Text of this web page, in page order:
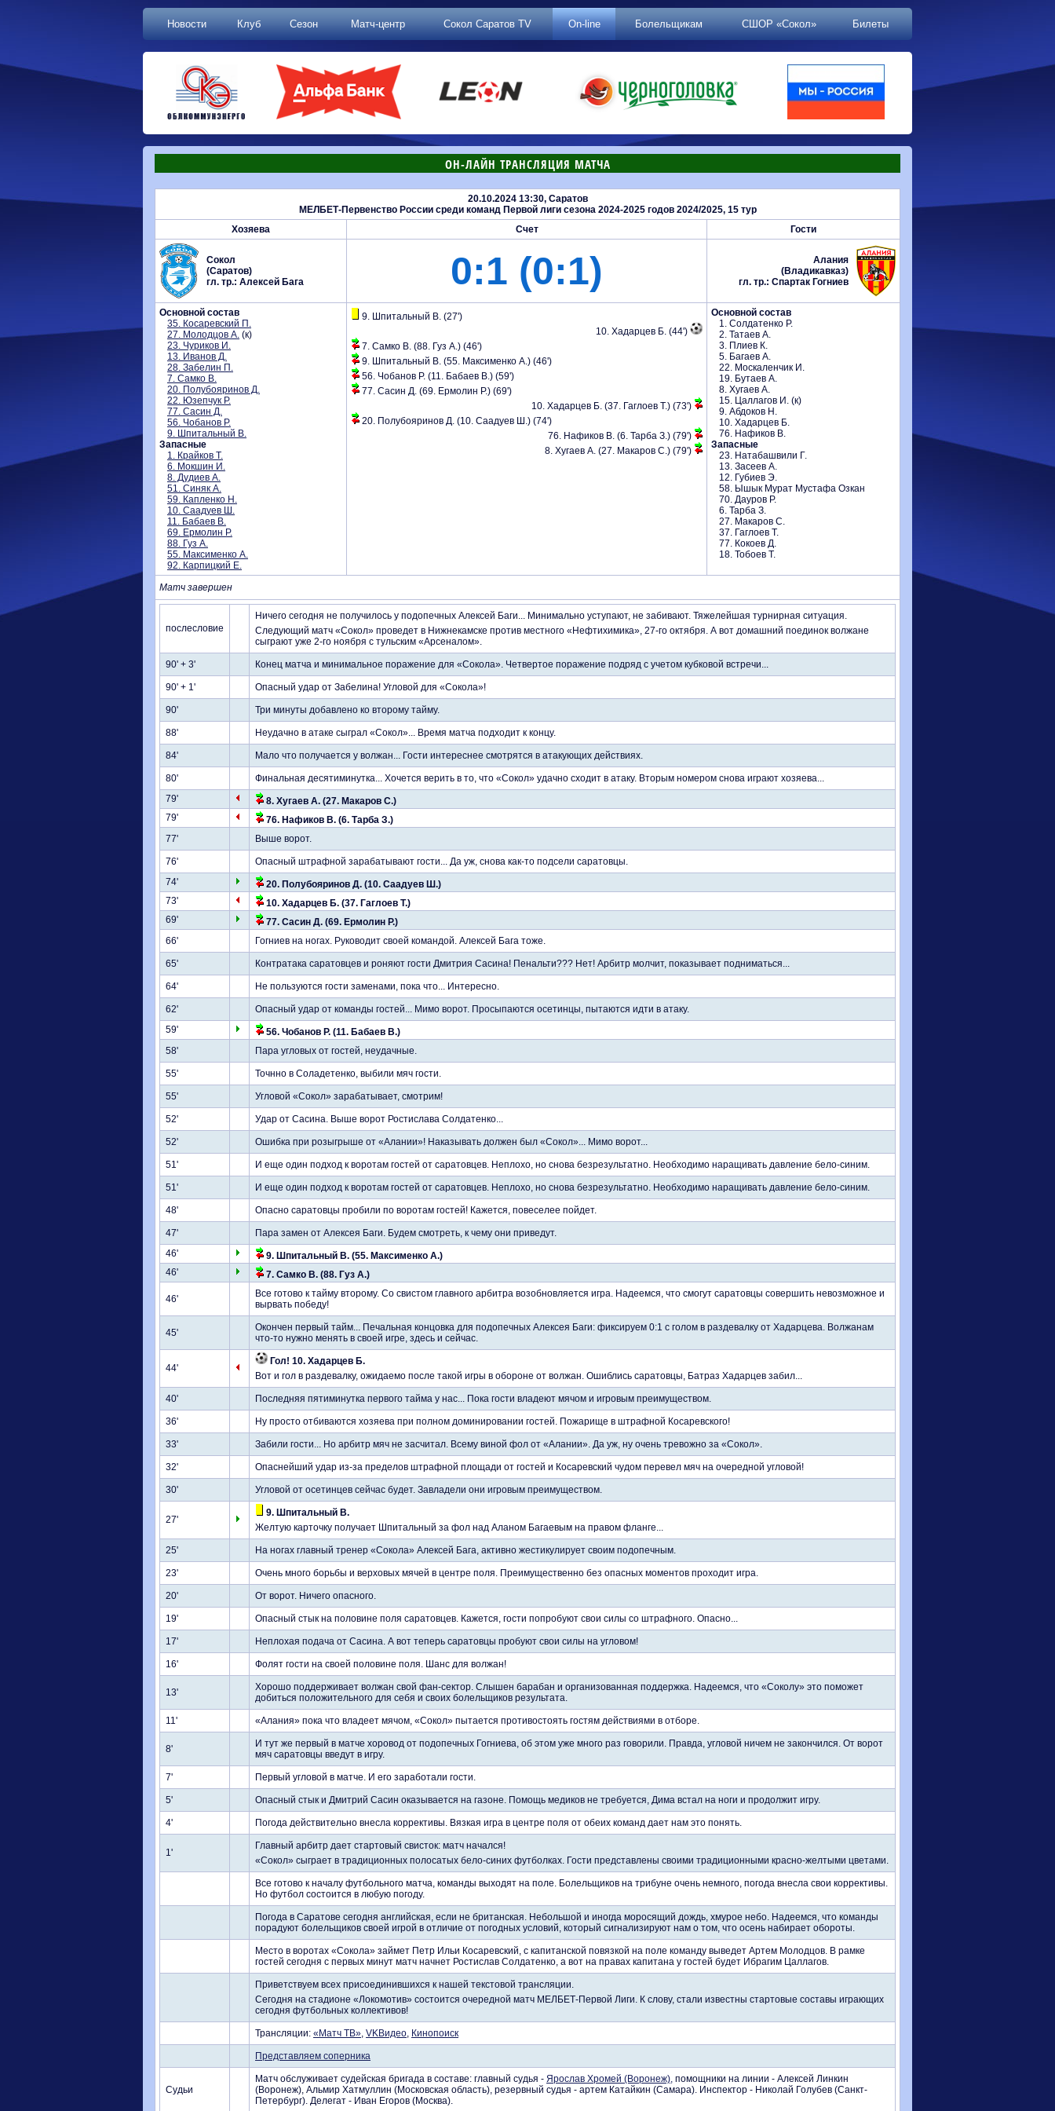
Новости Клуб Сезон Матч-центр Сокол Саратов TV On-line Болельщикам СШОР «Сокол» Билеты
ОН-ЛАЙН ТРАНСЛЯЦИЯ МАТЧА
20.10.2024 13:30, Саратов
МЕЛБЕТ-Первенство России среди команд Первой лиги сезона 2024-2025 годов 2024/2025, 15 тур
Хозяева
Счет Гости
Сокол
(Саратов)
гл. тр.: Алексей Бага
0:1 (0:1)
Алания
(Владикавказ)
гл. тр.: Спартак Гогниев
Основной состав
35. Косаревский П.
27. Молодцов А. (к)
23. Чуриков И.
13. Иванов Д.
28. Забелин П.
7. Самко В.
20. Полубояринов Д.
22. Юзепчук Р.
77. Сасин Д.
56. Чобанов Р.
9. Шпитальный В.
Запасные
1. Крайков Т.
6. Мокшин И.
8. Дудиев А.
51. Синяк А.
59. Капленко Н.
10. Саадуев Ш.
11. Бабаев В.
69. Ермолин Р.
88. Гуз А.
55. Максименко А.
92. Карпицкий Е.
9. Шпитальный В. (27')
10. Хадарцев Б. (44')
7. Самко В. (88. Гуз А.) (46')
9. Шпитальный В. (55. Максименко А.) (46')
56. Чобанов Р. (11. Бабаев В.) (59')
77. Сасин Д. (69. Ермолин Р.) (69')
10. Хадарцев Б. (37. Гаглоев Т.) (73')
20. Полубояринов Д. (10. Саадуев Ш.) (74')
76. Нафиков В. (6. Тарба З.) (79')
8. Хугаев А. (27. Макаров С.) (79')
Основной состав
1. Солдатенко Р.
2. Татаев А.
3. Плиев К.
5. Багаев А.
22. Москаленчик И.
19. Бутаев А.
8. Хугаев А.
15. Цаллагов И. (к)
9. Абдоков Н.
10. Хадарцев Б.
76. Нафиков В.
Запасные
23. Натабашвили Г.
13. Засеев А.
12. Губиев Э.
58. Ышык Мурат Мустафа Озкан
70. Дауров Р.
6. Тарба З.
27. Макаров С.
37. Гаглоев Т.
77. Кокоев Д.
18. Тобоев Т.
Матч завершен
послесловие
Ничего сегодня не получилось у подопечных Алексей Баги... Минимально уступают, не забивают. Тяжелейшая турнирная ситуация.
Следующий матч «Сокол» проведет в Нижнекамске против местного «Нефтихимика», 27-го октября. А вот домашний поединок волжане
сыграют уже 2-го ноября с тульским «Арсеналом».
90' + 3' Конец матча и минимальное поражение для «Сокола». Четвертое поражение подряд с учетом кубковой встречи...
90' + 1' Опасный удар от Забелина! Угловой для «Сокола»!
90' Три минуты добавлено ко второму тайму.
88' Неудачно в атаке сыграл «Сокол»... Время матча подходит к концу.
84' Мало что получается у волжан... Гости интереснее смотрятся в атакующих действиях.
80'
Финальная десятиминутка... Хочется верить в то, что «Сокол» удачно сходит в атаку. Вторым номером снова играют хозяева...
79'
8. Хугаев А. (27. Макаров С.)
79'
76. Нафиков В. (6. Тарба З.)
77'
Выше ворот.
76'
Опасный штрафной зарабатывают гости... Да уж, снова как-то подсели саратовцы.
74'
20. Полубояринов Д. (10. Саадуев Ш.)
73'
10. Хадарцев Б. (37. Гаглоев Т.)
69'
77. Сасин Д. (69. Ермолин Р.)
66'
Гогниев на ногах. Руководит своей командой. Алексей Бага тоже.
65' Контратака саратовцев и роняют гости Дмитрия Сасина! Пенальти??? Нет! Арбитр молчит, показывает подниматься...
64' Не пользуются гости заменами, пока что... Интересно.
62'
Опасный удар от команды гостей... Мимо ворот. Просыпаются осетинцы, пытаются идти в атаку.
59'
56. Чобанов Р. (11. Бабаев В.)
58'
Пара угловых от гостей, неудачные.
55' Точнно в Соладетенко, выбили мяч гости.
55' Угловой «Сокол» зарабатывает, смотрим!
52' Удар от Сасина. Выше ворот Ростислава Солдатенко...
52' Ошибка при розыгрыше от «Алании»! Наказывать должен был «Сокол»... Мимо ворот...
51' И еще один подход к воротам гостей от саратовцев. Неплохо, но снова безрезультатно. Необходимо наращивать давление бело-синим.
51' И еще один подход к воротам гостей от саратовцев. Неплохо, но снова безрезультатно. Необходимо наращивать давление бело-синим.
48' Опасно саратовцы пробили по воротам гостей! Кажется, повеселее пойдет.
47'
Пара замен от Алексея Баги. Будем смотреть, к чему они приведут.
46'
9. Шпитальный В. (55. Максименко А.)
46'
7. Самко В. (88. Гуз А.)
46'
Все готово к тайму второму. Со свистом главного арбитра возобновляется игра. Надеемся, что смогут саратовцы совершить невозможное и
вырвать победу!
45'
Окончен первый тайм... Печальная концовка для подопечных Алексея Баги: фиксируем 0:1 с голом в раздевалку от Хадарцева. Волжанам
что-то нужно менять в своей игре, здесь и сейчас.
44'
Гол! 10. Хадарцев Б.
Вот и гол в раздевалку, ожидаемо после такой игры в обороне от волжан. Ошиблись саратовцы, Батраз Хадарцев забил...
40' Последняя пятиминутка первого тайма у нас... Пока гости владеют мячом и игровым преимуществом.
36' Ну просто отбиваются хозяева при полном доминировании гостей. Пожарище в штрафной Косаревского!
33' Забили гости... Но арбитр мяч не засчитал. Всему виной фол от «Алании». Да уж, ну очень тревожно за «Сокол».
32' Опаснейший удар из-за пределов штрафной площади от гостей и Косаревский чудом перевел мяч на очередной угловой!
30' Угловой от осетинцев сейчас будет. Завладели они игровым преимуществом.
27'
9. Шпитальный В.
Желтую карточку получает Шпитальный за фол над Аланом Багаевым на правом фланге...
25' На ногах главный тренер «Сокола» Алексей Бага, активно жестикулирует своим подопечным.
23' Очень много борьбы и верховых мячей в центре поля. Преимущественно без опасных моментов проходит игра.
20' От ворот. Ничего опасного.
19' Опасный стык на половине поля саратовцев. Кажется, гости попробуют свои силы со штрафного. Опасно...
17' Неплохая подача от Сасина. А вот теперь саратовцы пробуют свои силы на угловом!
16' Фолят гости на своей половине поля. Шанс для волжан!
13'
Хорошо поддерживает волжан свой фан-сектор. Слышен барабан и организованная поддержка. Надеемся, что «Соколу» это поможет
добиться положительного для себя и своих болельщиков результата.
11' «Алания» пока что владеет мячом, «Сокол» пытается противостоять гостям действиями в отборе.
8'
И тут же первый в матче хоровод от подопечных Гогниева, об этом уже много раз говорили. Правда, угловой ничем не закончился. От ворот
мяч саратовцы введут в игру.
7' Первый угловой в матче. И его заработали гости.
5' Опасный стык и Дмитрий Сасин оказывается на газоне. Помощь медиков не требуется, Дима встал на ноги и продолжит игру.
4' Погода действительно внесла коррективы. Вязкая игра в центре поля от обеих команд дает нам это понять.
1'
Главный арбитр дает стартовый свисток: матч начался!
«Сокол» сыграет в традиционных полосатых бело-синих футболках. Гости представлены своими традиционными красно-желтыми цветами.
Все готово к началу футбольного матча, команды выходят на поле. Болельщиков на трибуне очень немного, погода внесла свои коррективы.
Но футбол состоится в любую погоду.
Погода в Саратове сегодня английская, если не британская. Небольшой и иногда моросящий дождь, хмурое небо. Надеемся, что команды
порадуют болельщиков своей игрой в отличие от погодных условий, который сигнализируют нам о том, что осень набирает обороты.
Место в воротах «Сокола» займет Петр Ильи Косаревский, с капитанской повязкой на поле команду выведет Артем Молодцов. В рамке
гостей сегодня с первых минут матч начнет Ростислав Солдатенко, а вот на правах капитана у гостей будет Ибрагим Цаллагов.
Приветствуем всех присоединившихся к нашей текстовой трансляции.
Сегодня на стадионе «Локомотив» состоится очередной матч МЕЛБЕТ-Первой Лиги. К слову, стали известны стартовые составы играющих
сегодня футбольных коллективов!
Трансляции: «Матч ТВ», VKВидео, Кинопоиск
Представляем соперника
Судьи
Матч обслуживает судейская бригада в составе: главный судья - Ярослав Хромей (Воронеж), помощники на линии - Алексей Линкин
(Воронеж), Альмир Хатмуллин (Московская область), резервный судья - артем Катайкин (Самара). Инспектор - Николай Голубев (Санкт-
Петербург). Делегат - Иван Егоров (Москва).